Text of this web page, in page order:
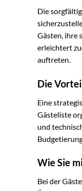
Die
Gästen, ihre
erleichtert
auftreten.
Die
Eine
Gästeliste
und
Wie Sie
Bei der